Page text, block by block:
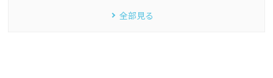
全部見る